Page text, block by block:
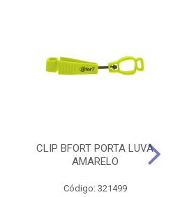
CLIP BFORT PORTA LUVA
AMARELO
Código: 321499